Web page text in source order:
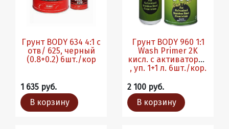
Грунт BODY 634 4:1 с
отв/ 625, черный
(0.8+0.2) 6шт./кор
1 635 руб.
В корзину
Грунт BODY 960 1:1
Wash Primer 2K
кисл. с активатором
, уп. 1+1 л. 6шт./кор.
2 100 руб.
В корзину